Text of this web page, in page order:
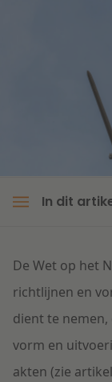
Dichtbij de
Lees meer
In dit
De Wet op het
richtlijnen en
dient te
vorm en
akten (zie